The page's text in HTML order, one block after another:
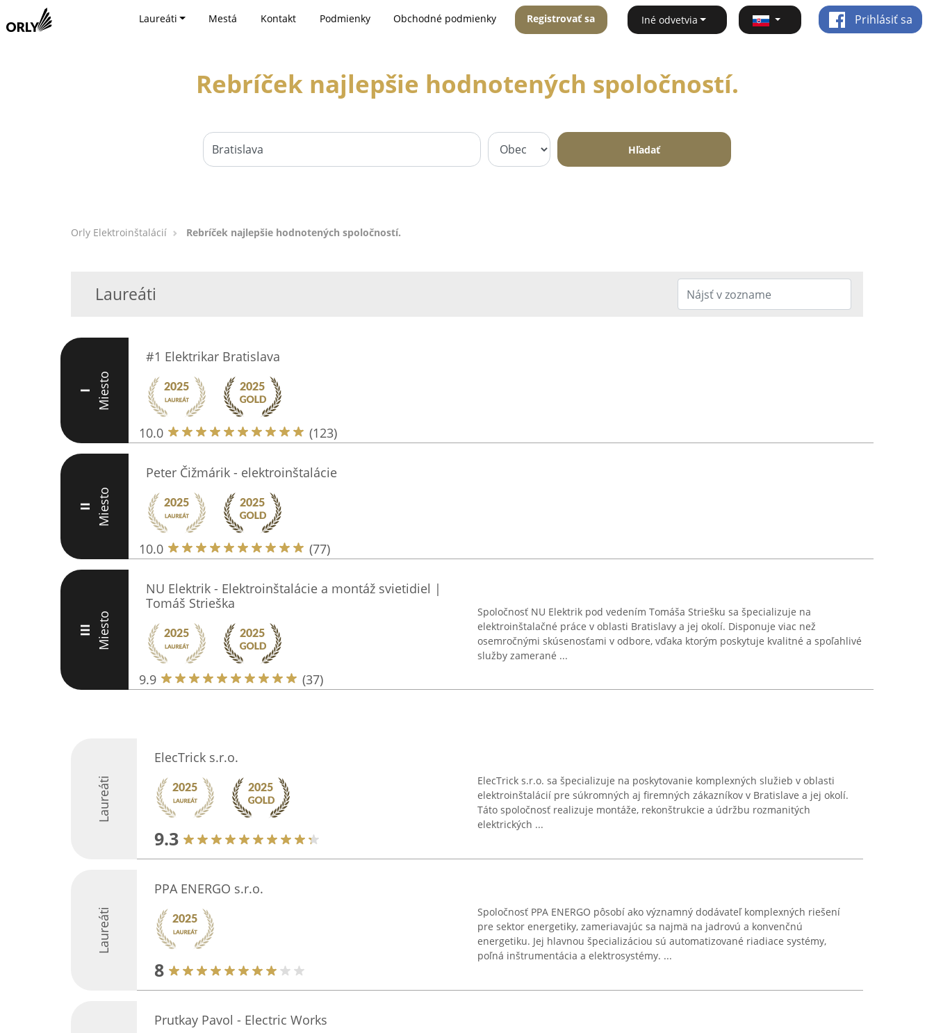
Laureáti Mestá Kontakt Podmienky Obchodné podmienky Registrovať sa Iné odvetvia Prihlásiť sa
Rebríček najlepšie hodnotených spoločností.
Hľadať
Orly Elektroinštalácií Rebríček najlepšie hodnotených spoločností.
Laureáti
I Miesto
#1 Elektrikar Bratislava
10.0 (123)
II Miesto
Peter Čižmárik - elektroinštalácie
10.0 (77)
III Miesto
NU Elektrik - Elektroinštalácie a montáž svietidiel |
Tomáš Strieška
9.9 (37)
Spoločnosť NU Elektrik pod vedením Tomáša Striešku sa špecializuje na
elektroinštalačné práce v oblasti Bratislavy a jej okolí. Disponuje viac než
osemročnými skúsenosťami v odbore, vďaka ktorým poskytuje kvalitné a spoľahlivé
služby zamerané ...
Laureáti
ElecTrick s.r.o.
9.3
ElecTrick s.r.o. sa špecializuje na poskytovanie komplexných služieb v oblasti
elektroinštalácií pre súkromných aj firemných zákazníkov v Bratislave a jej okolí.
Táto spoločnosť realizuje montáže, rekonštrukcie a údržbu rozmanitých
elektrických ...
Laureáti
PPA ENERGO s.r.o.
8
Spoločnosť PPA ENERGO pôsobí ako významný dodávateľ komplexných riešení
pre sektor energetiky, zameriavajúc sa najmä na jadrovú a konvenčnú
energetiku. Jej hlavnou špecializáciou sú automatizované riadiace systémy,
poľná inštrumentácia a elektrosystémy. ...
Prutkay Pavol - Electric Works